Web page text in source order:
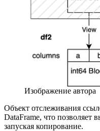
Изображение автора
Объект отслеживания
DataFrame, что позволяет
запуская копирование.